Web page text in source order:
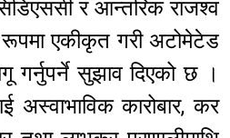
र आन्तरिक राजश्व
रूपमा एकीकृत गरी अटोमेटेड
गर्नुपर्ने सुझाव दिएको छ ।
अस्वाभाविक कारोबार, कर